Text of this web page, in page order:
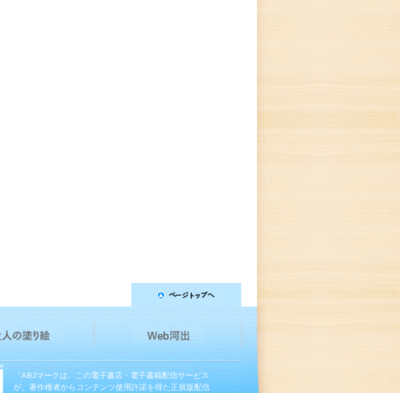
「ABJマークは、この電子書店・電子書籍配信サービス
が、著作権者からコンテンツ使用許諾を得た正規版配信